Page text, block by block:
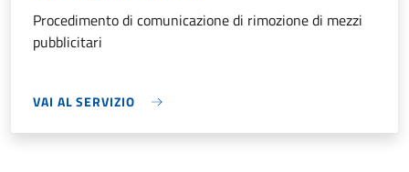
Procedimento di comunicazione di rimozione di mezzi
pubblicitari
VAI AL SERVIZIO